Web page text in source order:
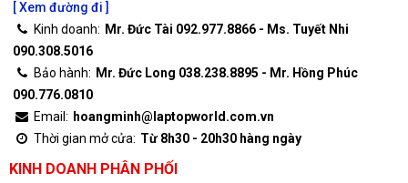
[ Xem đường đi ]
Kinh doanh: Mr. Đức Tài 092.977.8866 - Ms. Tuyết Nhi
090.308.5016
Bảo hành: Mr. Đức Long 038.238.8895 - Mr. Hồng Phúc
090.776.0810
Email: hoangminh@laptopworld.com.vn
Thời gian mở cửa: Từ 8h30 - 20h30 hàng ngày
KINH DOANH PHÂN PHỐI